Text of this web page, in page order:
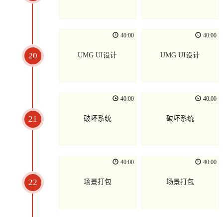
40:00
UMG UI设计
20
40:00
UMG UI设计
40:00
破坏系统
21
40:00
破坏系统
40:00
场景打包
22
40:00
场景打包